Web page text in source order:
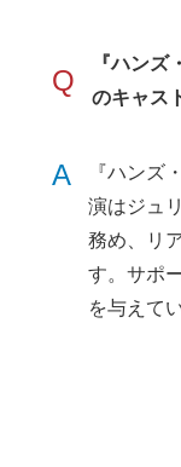
Q
『ハンズ
のキャス
A
『ハンズ
演はジュ
務め、リ
す。サポ
を与えて